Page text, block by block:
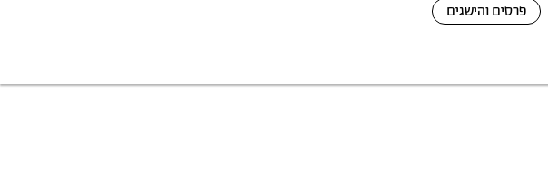
פרסים והישגים